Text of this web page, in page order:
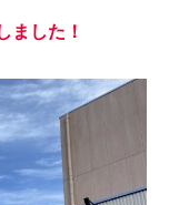
ました！